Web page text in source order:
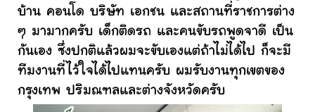
บ้าน คอนโด บริษัท เอกชน และสถานที่ราชการต่าง
ๆ มามากครับ เด็กติดรถ และคนขับรถพูดจาดี เป็น
กันเอง ซึ่งปกติแล้วผมจะขับเองแต่ถ้าไม่ได้ไป ก็จะมี
ทีมงานที่ไว้ใจได้ไปแทนครับ ผมรับงานทุกเขตของ
กรุงเทพ ปริมณฑลและต่างจังหวัดครับ